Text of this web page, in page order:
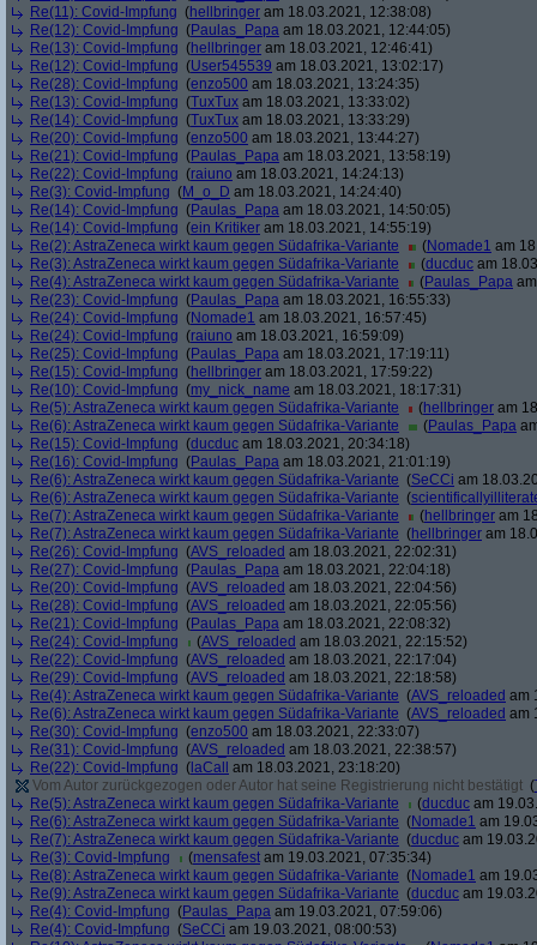
Re(11): Covid-Impfung (hellbringer am 18.03.2021, 12:38:08)
Re(12): Covid-Impfung (Paulas_Papa am 18.03.2021, 12:44:05)
Re(13): Covid-Impfung (hellbringer am 18.03.2021, 12:46:41)
Re(12): Covid-Impfung (User545539 am 18.03.2021, 13:02:17)
Re(28): Covid-Impfung (enzo500 am 18.03.2021, 13:24:35)
Re(13): Covid-Impfung (TuxTux am 18.03.2021, 13:33:02)
Re(14): Covid-Impfung (TuxTux am 18.03.2021, 13:33:29)
Re(20): Covid-Impfung (enzo500 am 18.03.2021, 13:44:27)
Re(21): Covid-Impfung (Paulas_Papa am 18.03.2021, 13:58:19)
Re(22): Covid-Impfung (raiuno am 18.03.2021, 14:24:13)
Re(3): Covid-Impfung (M_o_D am 18.03.2021, 14:24:40)
Re(14): Covid-Impfung (Paulas_Papa am 18.03.2021, 14:50:05)
Re(14): Covid-Impfung (ein Kritiker am 18.03.2021, 14:55:19)
Re(2): AstraZeneca wirkt kaum gegen Südafrika-Variante
(Nomade1 am
Re(3): AstraZeneca wirkt kaum gegen Südafrika-Variante
(ducduc am
Re(4): AstraZeneca wirkt kaum gegen Südafrika-Variante
(Paulas_Papa
Re(23): Covid-Impfung (Paulas_Papa am 18.03.2021, 16:55:33)
Re(24): Covid-Impfung (Nomade1 am 18.03.2021, 16:57:45)
Re(24): Covid-Impfung (raiuno am 18.03.2021, 16:59:09)
Re(25): Covid-Impfung (Paulas_Papa am 18.03.2021, 17:19:11)
Re(15): Covid-Impfung (hellbringer am 18.03.2021, 17:59:22)
Re(10): Covid-Impfung (my_nick_name am 18.03.2021, 18:17:31)
Re(5): AstraZeneca wirkt kaum gegen Südafrika-Variante
(hellbringer am
Re(6): AstraZeneca wirkt kaum gegen Südafrika-Variante
(Paulas_Papa
Re(15): Covid-Impfung (ducduc am 18.03.2021, 20:34:18)
Re(16): Covid-Impfung (Paulas_Papa am 18.03.2021, 21:01:19)
Re(6): AstraZeneca wirkt kaum gegen Südafrika-Variante (SeCCi am
Re(6): AstraZeneca wirkt kaum gegen Südafrika-Variante (
Re(7): AstraZeneca wirkt kaum gegen Südafrika-Variante
(hellbringer am
Re(7): AstraZeneca wirkt kaum gegen Südafrika-Variante (hellbringer am
Re(26): Covid-Impfung (AVS_reloaded am 18.03.2021, 22:02:31)
Re(27): Covid-Impfung (Paulas_Papa am 18.03.2021, 22:04:18)
Re(20): Covid-Impfung (AVS_reloaded am 18.03.2021, 22:04:56)
Re(28): Covid-Impfung (AVS_reloaded am 18.03.2021, 22:05:56)
Re(21): Covid-Impfung (Paulas_Papa am 18.03.2021, 22:08:32)
Re(24): Covid-Impfung
(AVS_reloaded am 18.03.2021, 22:15:52)
Re(22): Covid-Impfung (AVS_reloaded am 18.03.2021, 22:17:04)
Re(29): Covid-Impfung (AVS_reloaded am 18.03.2021, 22:18:58)
Re(4): AstraZeneca wirkt kaum gegen Südafrika-Variante (AVS_reloaded am
Re(6): AstraZeneca wirkt kaum gegen Südafrika-Variante (AVS_reloaded am
Re(30): Covid-Impfung (enzo500 am 18.03.2021, 22:33:07)
Re(31): Covid-Impfung (AVS_reloaded am 18.03.2021, 22:38:57)
Re(22): Covid-Impfung ( laCall
am 18.03.2021, 23:18:20)
Vom Autor zurückgezogen oder Autor hat seine Registrierung nicht bestätigt (
Re(5): AstraZeneca wirkt kaum gegen Südafrika-Variante
(ducduc am
Re(6): AstraZeneca wirkt kaum gegen Südafrika-Variante (Nomade1 am
Re(7): AstraZeneca wirkt kaum gegen Südafrika-Variante (ducduc am
Re(3): Covid-Impfung
(mensafest am 19.03.2021, 07:35:34)
Re(8): AstraZeneca wirkt kaum gegen Südafrika-Variante (Nomade1 am
Re(9): AstraZeneca wirkt kaum gegen Südafrika-Variante (ducduc am
Re(4): Covid-Impfung (Paulas_Papa am 19.03.2021, 07:59:06)
Re(4): Covid-Impfung (SeCCi am 19.03.2021, 08:00:53)